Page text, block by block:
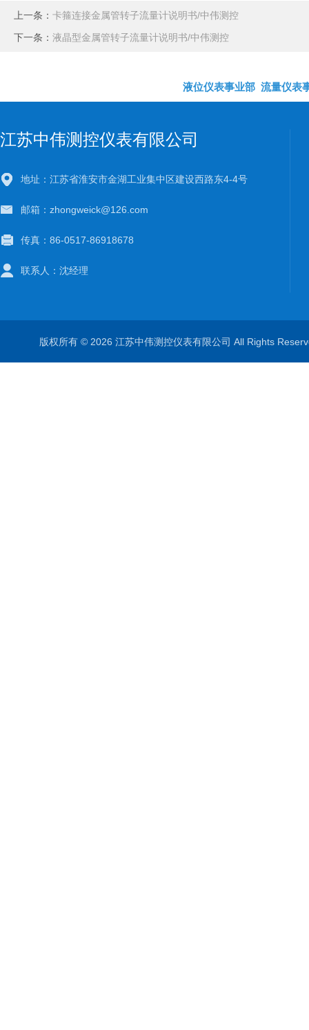
上一条： 卡箍连接金属管转子流量计说明书/中伟测控
下一条： 液晶型金属管转子流量计说明书/中伟测控
液位仪表事业部 流量仪表
江苏中伟测控仪表有限公司
地址：江苏省淮安市金湖工业集中区建设西路东4-4号
邮箱：zhongweick@126.com
传真：86-0517-86918678
联系人：沈经理
版权所有 © 2026 江苏中伟测控仪表有限公司 All Rights